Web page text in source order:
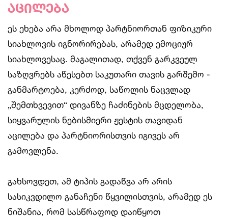
აცილება
ეს ეხება არა მხოლოდ პარტნიორთან ფიზიკური
სიახლოვის იგნორირებას, არამედ ემოციურ
სიახლოვესაც. მაგალითად, თქვენ გარკვეულ
საზღვრებს აწესებთ საკუთარი თავის გარშემო -
განმარტოება, კერძოდ, საწოლის ნაცვლად
„შემთხვევით“ დივანზე ჩაძინების მცდელობა,
სიყვარულის ნებისმიერი ჟესტის თავიდან
აცილება და პარტნიორისთვის იგივეს არ
გამოვლენა.
გახსოვდეთ, ამ ტიპის გადაწვა არ არის
სასიკვდილო განაჩენი წყვილისთვის, არამედ ეს
ნიშანია, რომ სასწრაფოდ დაიწყოთ